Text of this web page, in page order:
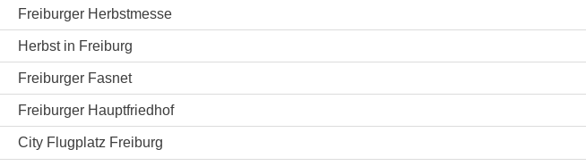
Freiburger Herbstmesse
Herbst in Freiburg
Freiburger Fasnet
Freiburger Hauptfriedhof
City Flugplatz Freiburg